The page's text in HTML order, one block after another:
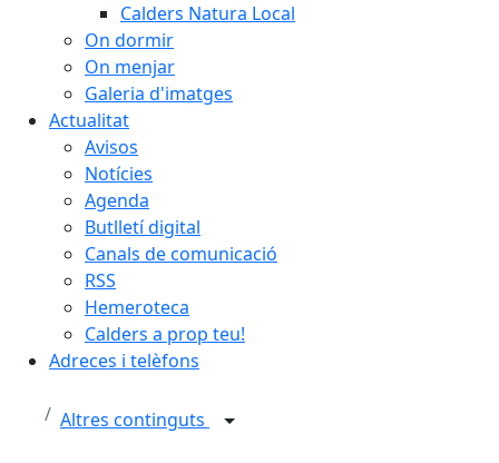
Calders Natura Local
On dormir
On menjar
Galeria d'imatges
Actualitat
Avisos
Notícies
Agenda
Butlletí digital
Canals de comunicació
RSS
Hemeroteca
Calders a prop teu!
Adreces i telèfons
Altres continguts